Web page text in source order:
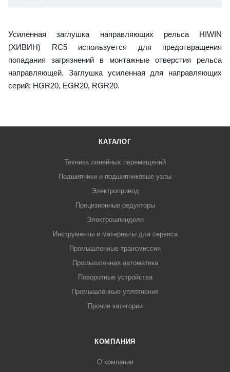
Усиленная заглушка направляющих рельса HIWIN
(ХИВИН) RC5 используется для предотвращения
попадания загрязнений в монтажные отверстия рельса
направляющей. Заглушка усиленная для направляющих
серий: HGR20, EGR20, RGR20.
КАТАЛОГ
Техника линейных перемещений
Подшипники и подшипниковые узлы
Электропривод
Прецизионные редукторы
Электрошпиндели
Инструменты и материалы для сервиса
Промышленные трансмиссии
Промышленная автоматика
Поворотные устройства
Промышленные уплотнения
Прочие категории
КОМПАНИЯ
О компании